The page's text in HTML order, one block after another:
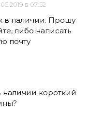
в 07:52
в наличии. Прошу
либо написать
почту
наличии короткий